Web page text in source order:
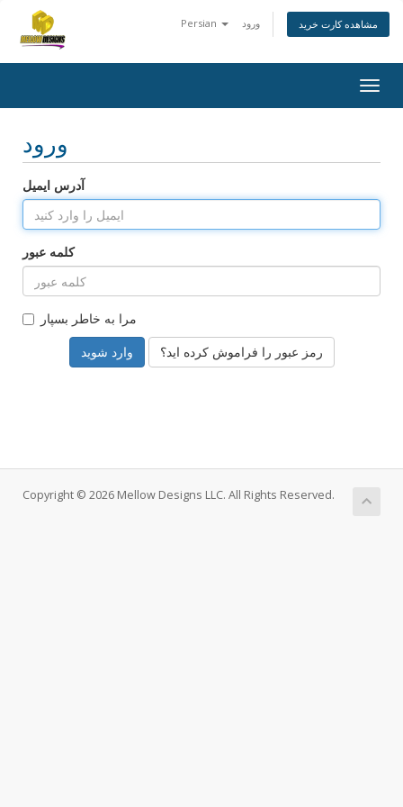
Persian ورود مشاهده کارت خرید
ورود
آدرس ایمیل
کلمه عبور
مرا به خاطر بسپار
رمز عبور را فراموش کرده اید؟
Copyright © 2026 Mellow Designs LLC. All Rights Reserved.